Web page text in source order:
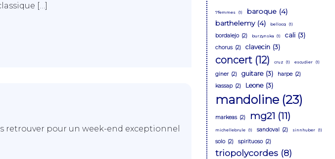
[…]
retrouver pour un week-end exceptionnel
7femmes (1) baroque (4)
barthelemy (4) bellocq (1)
bordalejo (2) burzynska (1) cali (3)
chorus (2) clavecin (3)
concert (12) cruz (1) escudier (1)
giner (2) guitare (3) harpe (2)
kassap (2) Leone (3)
mandoline (23)
markeas (2) mg21 (11)
michellebrule (1) sandoval (2) sinnhuber (1)
solo (2) spirituoso (2)
triopolycordes (8)